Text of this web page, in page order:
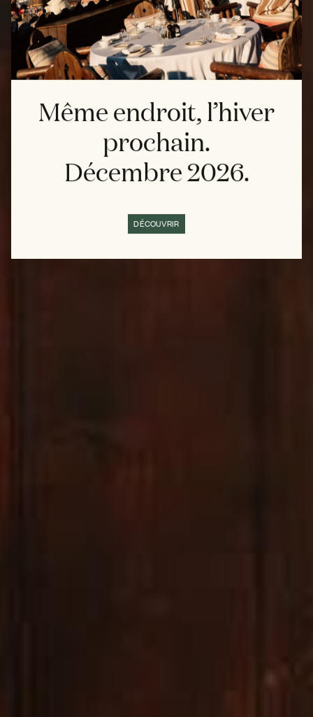
Même endroit, l’hiver
prochain.
Décembre 2026.
DÉCOUVRIR